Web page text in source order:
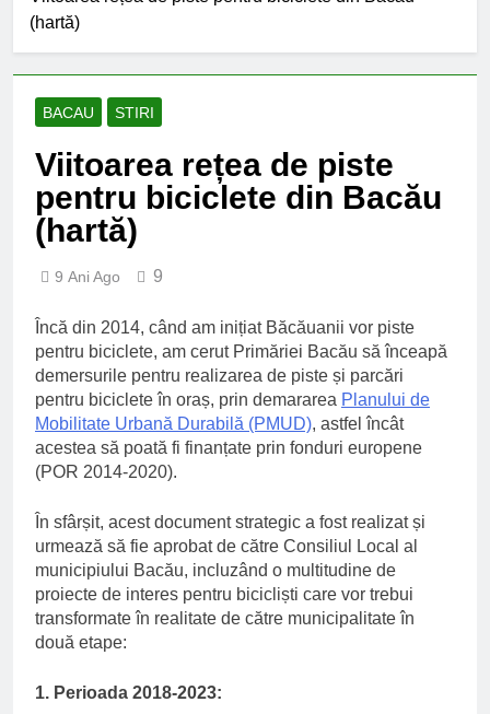
an școlar: fără fondul clasei,
Proiect depus pentru tinerii
și organizațiile din Bacău
terenurilor de sport publice
din municipiul Bacău
2 Ani Ago
Un pas înainte pentru
(hartă)
BACAU STIRI
Viitoarea rețea de piste
pentru biciclete din Bacău
(hartă)
9 Ani Ago 9
Încă din 2014, când am inițiat Băcăuanii vor piste
pentru biciclete, am cerut Primăriei Bacău să înceapă
demersurile pentru realizarea de piste și parcări
pentru biciclete în oraș, prin demararea Planului de
Mobilitate Urbană Durabilă (PMUD), astfel încât
acestea să poată fi finanțate prin fonduri europene
(POR 2014-2020).
În sfârșit, acest document strategic a fost realizat și
urmează să fie aprobat de către Consiliul Local al
municipiului Bacău, incluzând o multitudine de
proiecte de interes pentru bicicliști care vor trebui
transformate în realitate de către municipalitate în
două etape:
1. Perioada 2018-2023: